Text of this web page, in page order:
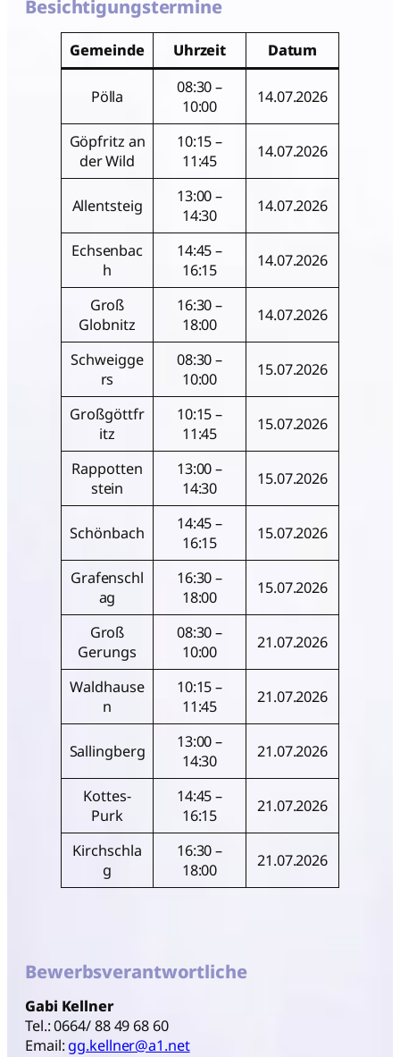
Besichtigungstermine
Gemeinde Uhrzeit Datum
Pölla
08:30 –
10:00
14.07.2026
Göpfritz an
der Wild
10:15 –
11:45
14.07.2026
Allentsteig
13:00 –
14:30
14.07.2026
Echsenbac
h
14:45 –
16:15
14.07.2026
Groß
Globnitz
16:30 –
18:00
14.07.2026
Schweigge
rs
08:30 –
10:00
15.07.2026
Großgöttfr
itz
10:15 –
11:45
15.07.2026
Rappotten
stein
13:00 –
14:30
15.07.2026
Schönbach
14:45 –
16:15
15.07.2026
Grafenschl
ag
16:30 –
18:00
15.07.2026
Groß
Gerungs
08:30 –
10:00
21.07.2026
Waldhause
n
10:15 –
11:45
21.07.2026
Sallingberg
13:00 –
14:30
21.07.2026
Kottes-
Purk
14:45 –
16:15
21.07.2026
Kirchschla
g
16:30 –
18:00
21.07.2026
Bewerbsverantwortliche
Gabi Kellner
Tel.: 0664/ 88 49 68 60
Email:gg.kellner@a1.net